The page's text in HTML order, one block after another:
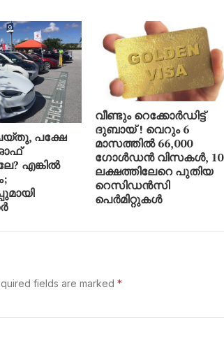
പക്ഷേ
എങ്കിൽ
വീണ്ടും റെക്കോർഡിട്ട്
ദുബായ് ! വെറും 6
മാസത്തിൽ 66,000
ഗോൾഡൻ വിസകൾ, 10
ലക്ഷത്തിലേറെ പുതിയ
റെസിഡൻസി
പെർമിറ്റുകൾ
fields are marked *